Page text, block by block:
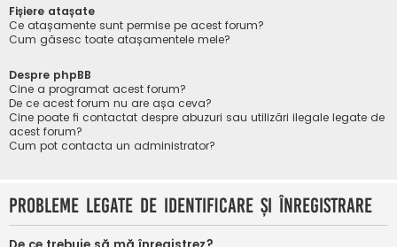
Fișiere atașate
Ce atașamente sunt permise pe acest forum?
Cum găsesc toate atașamentele mele?
Despre phpBB
Cine a programat acest forum?
De ce acest forum nu are așa ceva?
Cine poate fi contactat despre abuzuri sau utilizări ilegale legate de
acest forum?
Cum pot contacta un administrator?
Probleme legate de identificare și înregistrare